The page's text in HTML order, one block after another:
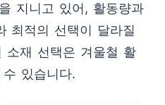
지니고 있어, 활동량과
최적의 선택이 달라질
소재 선택은 겨울철 활
있습니다.